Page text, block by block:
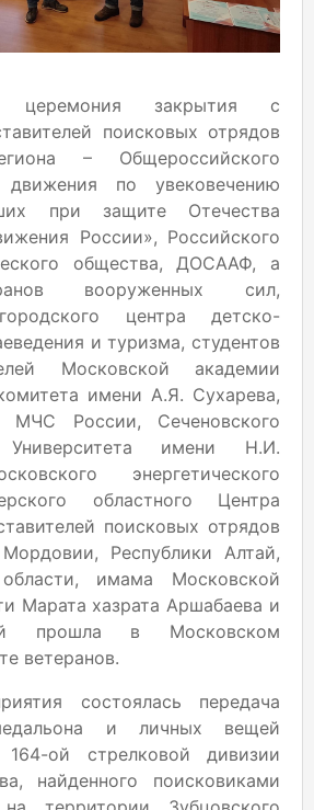
церемония закрытия с
поисковых отрядов
– Общероссийского
движения по увековечению
при защите Отечества
России», Российского
общества, ДОСААФ, а
вооруженных сил,
центра детско-
и туризма, студентов
Московской академии
имени А.Я. Сухарева,
России, Сеченовского
Университета имени Н.И.
энергетического
областного Центра
поисковых отрядов
Республики Алтай,
имама Московской
Марата хазрата Аршабаева и
прошла в Московском
ветеранов.
состоялась передача
и личных вещей
164-ой стрелковой дивизии
найденного поисковиками